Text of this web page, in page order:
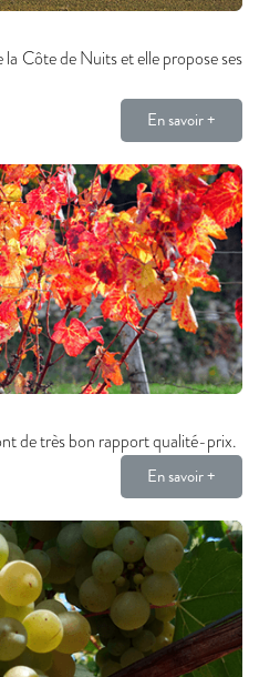
Côte de Nuits et elle propose ses
En savoir +
de très bon rapport qualité-prix.
En savoir +